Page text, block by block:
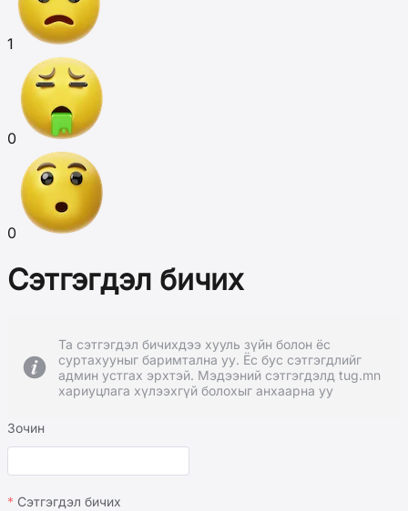
1
0
0
Сэтгэгдэл бичих
Та сэтгэгдэл бичихдээ хууль зүйн болон ёс
суртахууныг баримтална уу. Ёс бус сэтгэгдлийг
админ устгах эрхтэй. Мэдээний сэтгэгдэлд tug.mn
хариуцлага хүлээхгүй болохыг анхаарна уу
Зочин
Сэтгэгдэл бичих